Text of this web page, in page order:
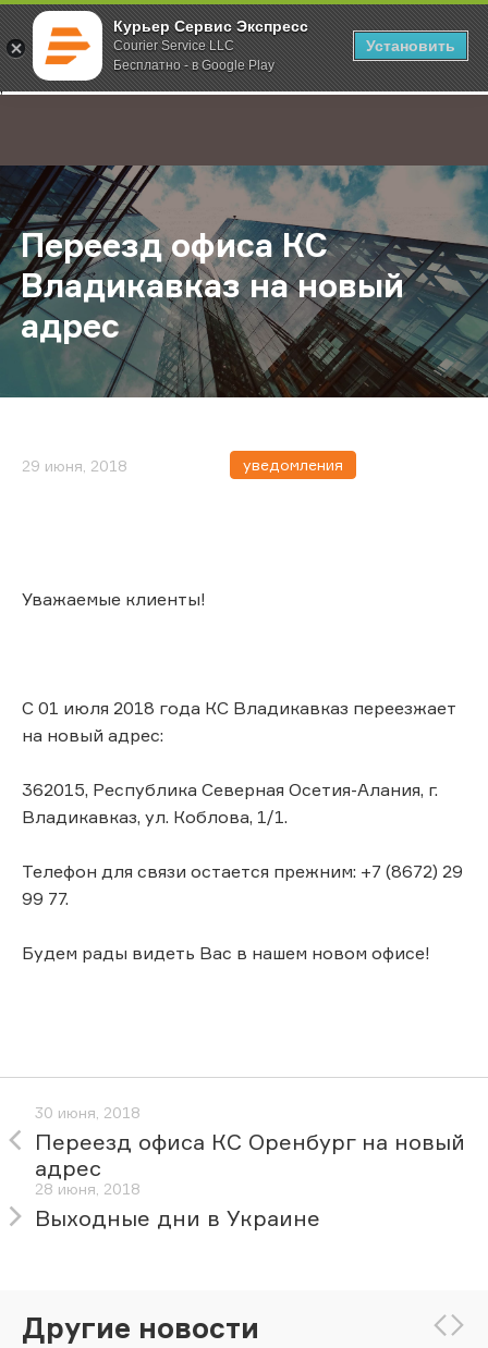
Курьер Сервис Экспресс
Courier Service LLC
Бесплатно - в Google Play
Установить
;
Главная О компании Новости Переезд офиса КС Владикавказ
Переезд офиса КС
Владикавказ на новый
адрес
29 июня, 2018 уведомления
Уважаемые клиенты!
С 01 июля 2018 года КС Владикавказ переезжает
на новый адрес:
362015, Республика Северная Осетия-Алания, г.
Владикавказ, ул. Коблова, 1/1.
Телефон для связи остается прежним: +7 (8672) 29
99 77.
Будем рады видеть Вас в нашем новом офисе!
30 июня, 2018
Переезд офиса КС Оренбург на новый
адрес
28 июня, 2018
Выходные дни в Украине
Другие новости